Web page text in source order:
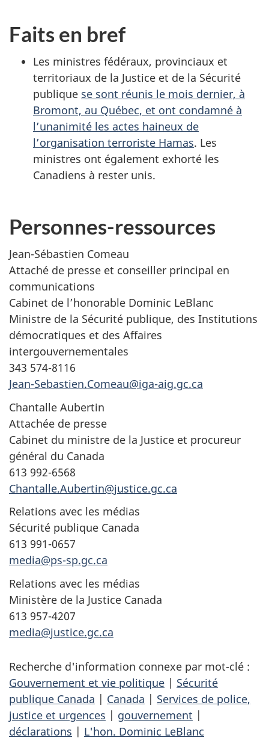
Faits en bref
Les ministres fédéraux, provinciaux et
territoriaux de la Justice et de la Sécurité
publique se sont réunis le mois dernier, à
Bromont, au Québec, et ont condamné à
l’unanimité les actes haineux de
l’organisation terroriste Hamas. Les
ministres ont également exhorté les
Canadiens à rester unis.
Personnes-ressources
Jean-Sébastien Comeau
Attaché de presse et conseiller principal en
communications
Cabinet de l’honorable Dominic LeBlanc
Ministre de la Sécurité publique, des Institutions
démocratiques et des Affaires
intergouvernementales
343 574-8116
Jean-Sebastien.Comeau@iga-aig.gc.ca
Chantalle Aubertin
Attachée de presse
Cabinet du ministre de la Justice et procureur
général du Canada
613 992-6568
Chantalle.Aubertin@justice.gc.ca
Relations avec les médias
Sécurité publique Canada
613 991-0657
media@ps-sp.gc.ca
Relations avec les médias
Ministère de la Justice Canada
613 957-4207
media@justice.gc.ca
Recherche d'information connexe par mot-clé :
Gouvernement et vie politique | Sécurité
publique Canada | Canada | Services de police,
justice et urgences | gouvernement |
déclarations | L'hon. Dominic LeBlanc